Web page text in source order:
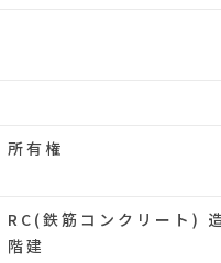
所有権
RC(鉄筋コンクリート)
階建